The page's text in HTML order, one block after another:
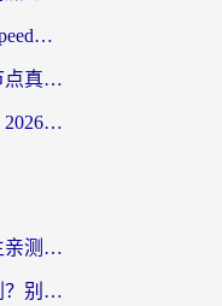
雷神手游VPN好用吗？和SpeedCN VPN对比哪个回国效果更好？海外党亲测3款加速器+避坑指南
海外党别踩坑：免费回国节点真的靠谱吗？教你选对加速器无缝访问国内资源
海外党别再踩坑免费代理！2026回国加速器全攻略：从选线到避坑，无缝访问国内资源
在国外怎么听酷我？留学生亲测：用对加速器就能畅听国内音乐听书
在国外如何看国内的电视剧？别让地域限制成为追剧路上的绊脚石